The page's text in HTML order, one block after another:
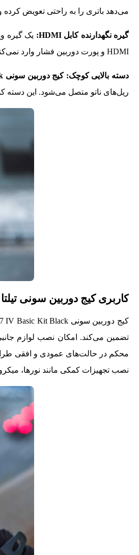
می‌دهد باتری را به‌ راحتی تعویض کرده
گیره نگهدارنده کابلHDMI
:
HDMI و پورت دوربین فشار وارد نمی‌کند؛ اما آن را محکم در جای خود نگه می‌دارد تا در شرایط سخت از جدا شدن آن جلوگیری شود.
دسته بالایی کوچک: کیج دوربین سونی Tilta Full Camera Cage for Sony a7 IV Basic Kit Black
ریل‌های ناتو متصل می‌شود. این دسته
کاربری کیج دوربین سونی تیلتا Tilta Full Camera Cage for Sony a7 IV
کیج دوربین سونی Tilta Full Camera Cage for Sony a7 IV Basic Kit Black، محافظت از
محکم در حالت‌های عمودی و افقی
نصب تجهیزات کمکی مانند نورها،